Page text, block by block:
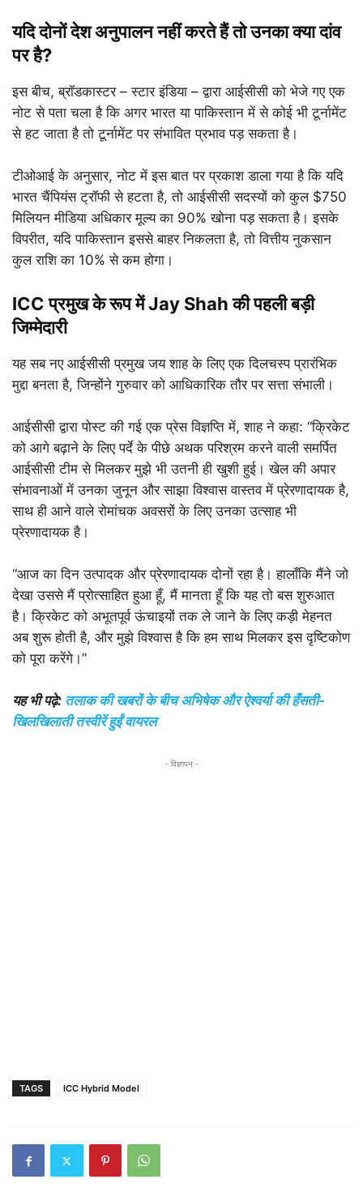
यदि दोनों देश अनुपालन नहीं करते हैं तो उनका क्या दांव
पर है?
इस बीच, ब्रॉडकास्टर – स्टार इंडिया – द्वारा आईसीसी को भेजे गए एक
नोट से पता चला है कि अगर भारत या पाकिस्तान में से कोई भी टूर्नामेंट
से हट जाता है तो टूर्नामेंट पर संभावित प्रभाव पड़ सकता है।
टीओआई के अनुसार, नोट में इस बात पर प्रकाश डाला गया है कि यदि
भारत चैंपियंस ट्रॉफी से हटता है, तो आईसीसी सदस्यों को कुल $750
मिलियन मीडिया अधिकार मूल्य का 90% खोना पड़ सकता है। इसके
विपरीत, यदि पाकिस्तान इससे बाहर निकलता है, तो वित्तीय नुकसान
कुल राशि का 10% से कम होगा।
ICC प्रमुख के रूप में Jay Shah की पहली बड़ी
जिम्मेदारी
यह सब नए आईसीसी प्रमुख जय शाह के लिए एक दिलचस्प प्रारंभिक
मुद्दा बनता है, जिन्होंने गुरुवार को आधिकारिक तौर पर सत्ता संभाली।
आईसीसी द्वारा पोस्ट की गई एक प्रेस विज्ञप्ति में, शाह ने कहा: “क्रिकेट
को आगे बढ़ाने के लिए पर्दे के पीछे अथक परिश्रम करने वाली समर्पित
आईसीसी टीम से मिलकर मुझे भी उतनी ही खुशी हुई। खेल की अपार
संभावनाओं में उनका जुनून और साझा विश्वास वास्तव में प्रेरणादायक है,
साथ ही आने वाले रोमांचक अवसरों के लिए उनका उत्साह भी
प्रेरणादायक है।
“आज का दिन उत्पादक और प्रेरणादायक दोनों रहा है। हालाँकि मैंने जो
देखा उससे मैं प्रोत्साहित हुआ हूँ, मैं मानता हूँ कि यह तो बस शुरुआत
है। क्रिकेट को अभूतपूर्व ऊंचाइयों तक ले जाने के लिए कड़ी मेहनत
अब शुरू होती है, और मुझे विश्वास है कि हम साथ मिलकर इस दृष्टिकोण
को पूरा करेंगे।”
यह भी पढ़े: तलाक की खबरों के बीच अभिषेक और ऐश्वर्या की हँसती-
खिलखिलाती तस्वीरें हुईं वायरल
- विज्ञापन -
TAGS ICC Hybrid Model